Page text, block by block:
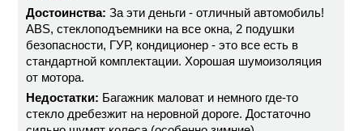
Достоинства: За эти деньги - отличный автомобиль!
ABS, стеклоподъемники на все окна, 2 подушки
безопасности, ГУР, кондиционер - это все есть в
стандартной комплектации. Хорошая шумоизоляция
от мотора.
Недостатки: Багажник маловат и немного где-то
стекло дребезжит на неровной дороге. Достаточно